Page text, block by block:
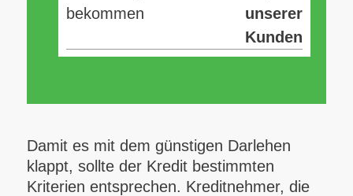
bekommen
unserer
Kunden
Damit es mit dem günstigen Darlehen
klappt, sollte der Kredit bestimmten
Kriterien entsprechen. Kreditnehmer, die